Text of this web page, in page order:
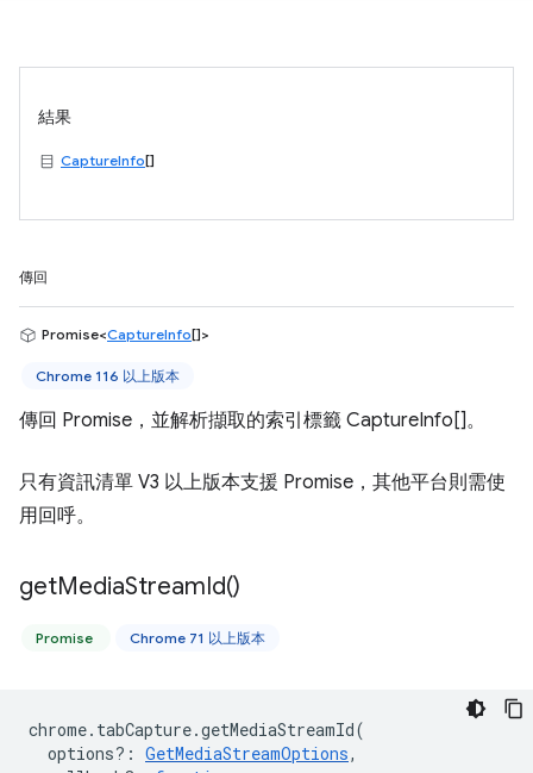
結果
CaptureInfo[]
傳回
Promise<CaptureInfo[]>
Chrome 116 以上版本
傳回 Promise，並解析擷取的索引標籤 CaptureInfo[]。
只有資訊清單 V3 以上版本支援 Promise，其他平台則需使
用回呼。
getMediaStreamId()
Promise Chrome 71 以上版本
chrome. tabCapture.getMediaStreamId(
options? : GetMediaStreamOptions,